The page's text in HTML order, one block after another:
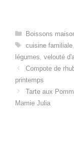
Categories
Boissons
Tags
cuisine familiale,
légumes velouté
Compote de
printemps
Tarte aux
Mamie Julia